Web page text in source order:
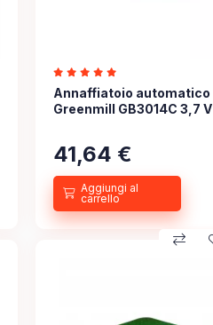
Annaffiatoio automatico
Greenmill GB3014C 3,7 V
41,64 €